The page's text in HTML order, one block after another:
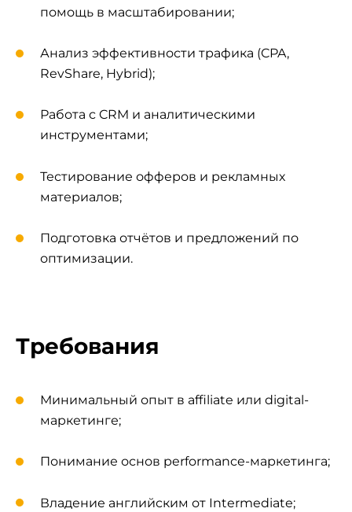
помощь в масштабировании;
Анализ эффективности трафика (CPA,
RevShare, Hybrid);
Работа с CRM и аналитическими
инструментами;
Тестирование офферов и рекламных
материалов;
Подготовка отчётов и предложений по
оптимизации.
Требования
Минимальный опыт в affiliate или digital-
маркетинге;
Понимание основ performance-маркетинга;
Владение английским от Intermediate;